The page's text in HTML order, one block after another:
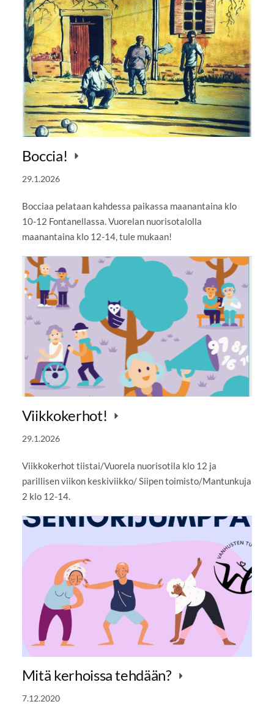
Boccia!
29.1.2026
Bocciaa pelataan kahdessa paikassa maanantaina klo
10-12 Fontanellassa. Vuorelan nuorisotalolla
maanantaina klo 12-14, tule mukaan!
Viikkokerhot!
29.1.2026
Viikkokerhot tiistai/Vuorela nuorisotila klo 12 ja
parillisen viikon keskiviikko/ Siipen toimisto/Mantunkuja
2 klo 12-14.
Mitä kerhoissa tehdään?
7.12.2020